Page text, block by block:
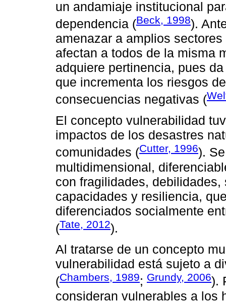
un andamiaje institucional
dependencia (Beck, 1998).
amenazar a amplios
afectan a todos de la misma
adquiere pertinencia, pues
que incrementa los riesgos
consecuencias negativas (
El concepto vulnerabilidad
impactos de los desastres
comunidades (Cutter, 1996).
multidimensional,
con fragilidades,
capacidades y resiliencia,
diferenciados socialmente
(Tate, 2012).
Al tratarse de un concepto
vulnerabilidad está sujeto a
(Chambers, 1989; Grundy, 2006).
consideran vulnerables a los